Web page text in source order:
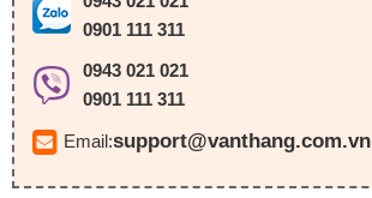
0901 111 311
0943 021 021
0901 111 311
Email:support@vanthang.com.vn